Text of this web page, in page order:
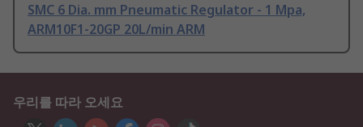
SMC 6 Dia. mm Pneumatic Regulator - 1 Mpa,
ARM10F1-20GP 20L/min ARM
우리를 따라 오세요